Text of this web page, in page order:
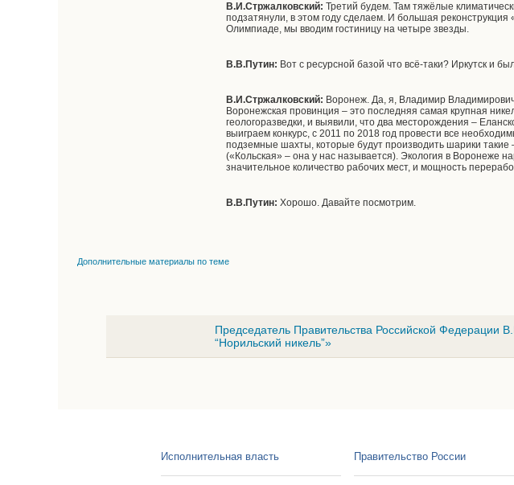
В.И.Стржалковский: Третий будем. Там тяжёлые
подзатянули, в этом году сделаем. И большая
Олимпиаде, мы вводим гостиницу на четыре звезды.
В.В.Путин: Вот с ресурсной базой что всё-таки? Иркутск и
В.И.Стржалковский: Воронеж. Да, я, Владимир Владимирович,
Воронежская провинция – это последняя самая крупная
геологоразведки, и выявили, что два месторождения –
выиграем конкурс, с 2011 по 2018 год провести все
подземные шахты, которые будут производить шарики
(«Кольская» – она у нас называется). Экология в Воронеже
значительное количество рабочих мест, и мощность
В.В.Путин: Хорошо. Давайте посмотрим.
Дополнительные материалы по теме
Председатель Правительства Российской Федерации
“Норильский никель”»
Исполнительная власть Правительство России